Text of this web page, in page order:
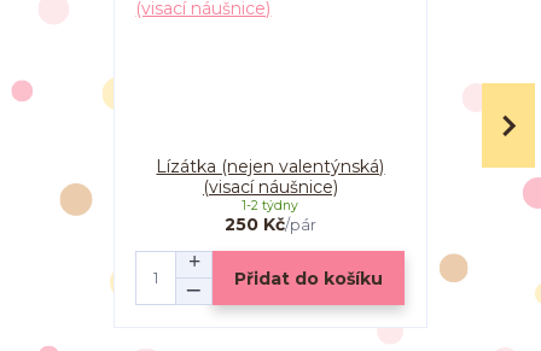
Lízátka (nejen valentýnská)
(visací náušnice)
250 Kč/pár
1-2 týdny
Přidat do košíku
Lízátka